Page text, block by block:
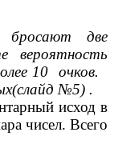
бросают две
вероятность
10 очков.
№5) .
исход в
чисел. Всего